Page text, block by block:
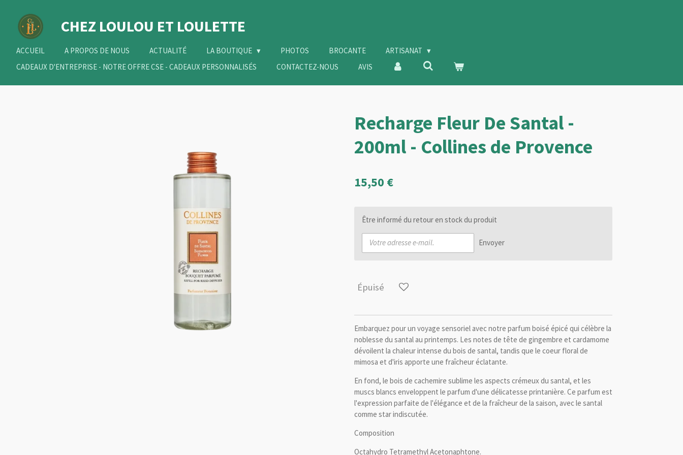
contenu
CHEZ LOULOU ET LOULETTE
ACCUEIL A PROPOS DE NOUS ACTUALITÉ LA BOUTIQUE PHOTOS BROCANTE
ARTISANAT
CADEAUX D'ENTREPRISE - NOTRE OFFRE CSE - CADEAUX PERSONNALISÉS
CONTACTEZ-NOUS AVIS
Recharge Fleur De Santal -
200ml - Collines de Provence
15,50 €
Être informé du retour en stock du produit
Envoyer
Épuisé
Embarquez pour un voyage sensoriel avec notre parfum boisé épicé qui célèbre la
noblesse du santal au printemps. Les notes de tête de gingembre et cardamome
dévoilent la chaleur intense du bois de santal, tandis que le coeur floral de
mimosa et d'iris apporte une fraîcheur éclatante.
En fond, le bois de cachemire sublime les aspects crémeux du santal, et les
muscs blancs enveloppent le parfum d'une délicatesse printanière. Ce parfum est
l'expression parfaite de l'élégance et de la fraîcheur de la saison, avec le santal
comme star indiscutée.
Composition
Octahydro Tetramethyl Acetonaphtone.